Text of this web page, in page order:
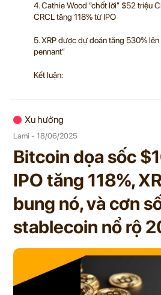
4. Cathie Wood “chốt lời” $52 triệu
CRCL tăng 118% từ IPO
5. XRP được dự đoán tăng 530% lên
pennant”
Kết luận:
Xu hướng
Lami - 18/06/2025
Bitcoin dọa sốc
IPO tăng 118%,
bung nó, và cơn
stablecoin nổ rộ